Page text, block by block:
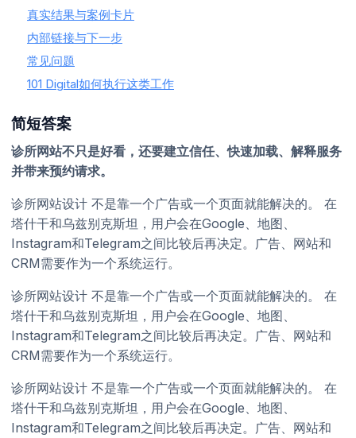
真实结果与案例卡片
内部链接与下一步
常见问题
101 Digital如何执行这类工作
简短答案
诊所网站不只是好看，还要建立信任、快速加载、解释服务
并带来预约请求。
诊所网站设计 不是靠一个广告或一个页面就能解决的。 在
塔什干和乌兹别克斯坦，用户会在Google、地图、
Instagram和Telegram之间比较后再决定。广告、网站和
CRM需要作为一个系统运行。
诊所网站设计 不是靠一个广告或一个页面就能解决的。 在
塔什干和乌兹别克斯坦，用户会在Google、地图、
Instagram和Telegram之间比较后再决定。广告、网站和
CRM需要作为一个系统运行。
诊所网站设计 不是靠一个广告或一个页面就能解决的。 在
塔什干和乌兹别克斯坦，用户会在Google、地图、
Instagram和Telegram之间比较后再决定。广告、网站和